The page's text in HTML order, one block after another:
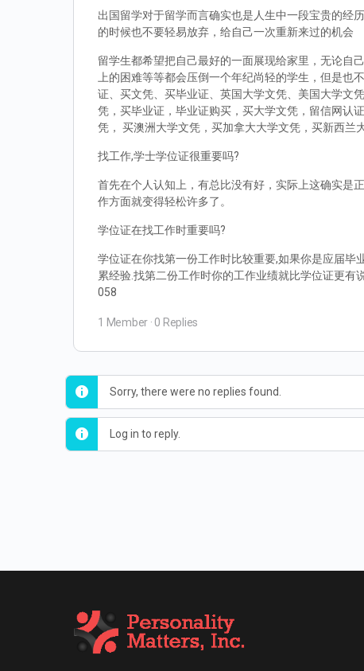
出国留学对于留学而言确实也是人生中一段宝贵的经
的时候也不要轻易放弃，给自己一次重新来过的机会
留学生都希望把自己最好的一面展现给家里，无论自
上的困难等等都会压倒一个年纪尚轻的学生，但是
证、买文凭、买毕业证、英国大学文凭、美国大学文
凭，买毕业证，毕业证购买，买大学文凭，留信网认
凭， 买澳洲大学文凭，买加拿大大学文凭，买新西兰
找工作,学士学位证很重要吗?
首先在个人认知上，有总比没有好，实际上这确实是
作方面就变得轻松许多了。
学位证在找工作时重要吗?
学位证在你找第一份工作时比较重要,如果你是应届毕
累经验.找第二份工作时你的工作业绩就比学位证更有
058
1 Member · 0 Replies
Sorry, there were no replies found.
Log in to reply.